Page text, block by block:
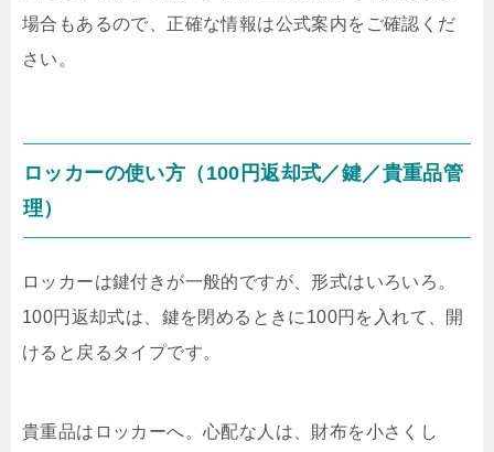
場合もあるので、正確な情報は公式案内をご確認くだ
さい。
ロッカーの使い方（100円返却式／鍵／貴重品管
理）
ロッカーは鍵付きが一般的ですが、形式はいろいろ。
100円返却式は、鍵を閉めるときに100円を入れて、開
けると戻るタイプです。
貴重品はロッカーへ。心配な人は、財布を小さくし